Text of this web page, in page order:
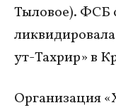
Тыловое). ФСБ
ут-Тахрир» в
Организация